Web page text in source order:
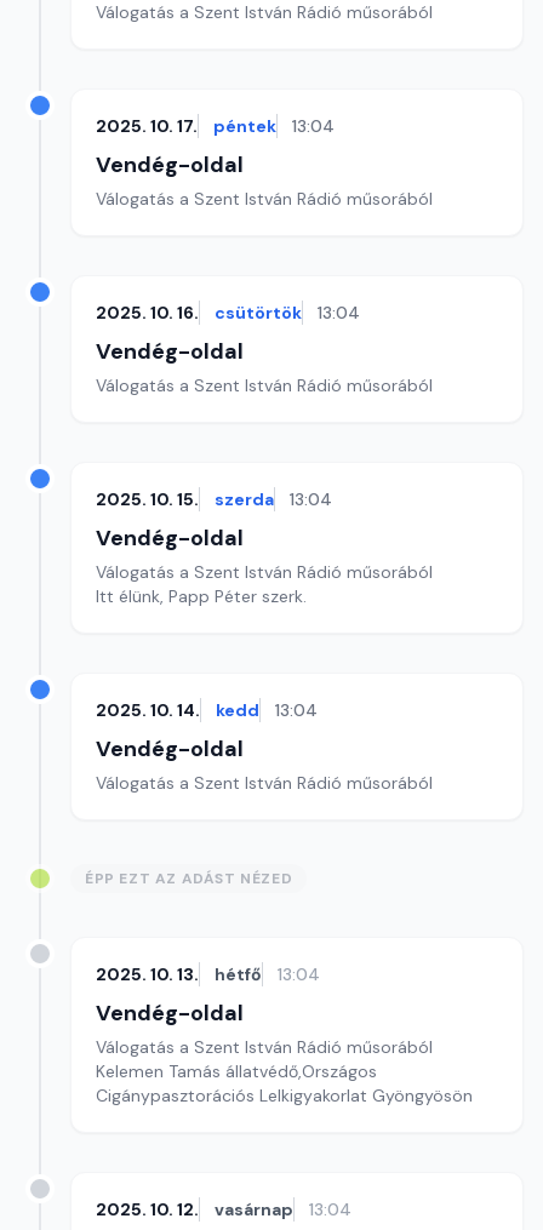
Válogatás a Szent István Rádió műsorából
2025. 10. 17. péntek 13:04
Vendég-oldal
Válogatás a Szent István Rádió műsorából
2025. 10. 16. csütörtök 13:04
Vendég-oldal
Válogatás a Szent István Rádió műsorából
2025. 10. 15. szerda 13:04
Vendég-oldal
Válogatás a Szent István Rádió műsorából
Itt élünk, Papp Péter szerk.
2025. 10. 14. kedd 13:04
Vendég-oldal
Válogatás a Szent István Rádió műsorából
ÉPP EZT AZ ADÁST NÉZED
2025. 10. 13. hétfő 13:04
Vendég-oldal
Válogatás a Szent István Rádió műsorából
Kelemen Tamás állatvédő,Országos
Cigánypasztorációs Lelkigyakorlat Gyöngyösön
2025. 10. 12. vasárnap 13:04